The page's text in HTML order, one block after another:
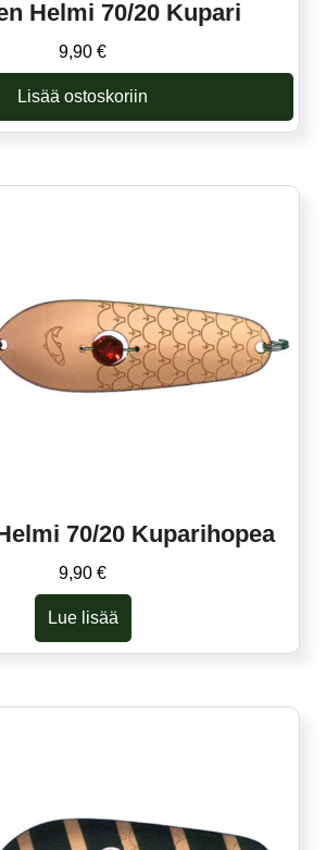
Helmi 70/20 Kupari
9,90 €
Lisää ostoskoriin
70/20 Kuparihopea
9,90 €
Lue lisää